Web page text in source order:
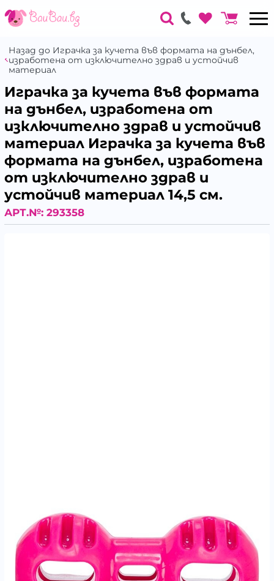
Назад до Играчка за кучета във формата на дънбел,
изработена от изключително здрав и устойчив
материал
Играчка за кучета във формата
на дънбел, изработена от
изключително здрав и устойчив
материал Играчка за кучета във
формата на дънбел, изработена
от изключително здрав и
устойчив материал 14,5 см.
АРТ.№: 293358